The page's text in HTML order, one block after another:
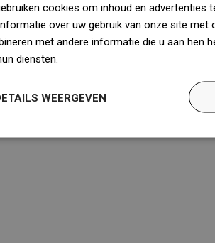
cookies om inhoud en advertenties
over uw gebruik van onze site met
met andere informatie die u aan hen
diensten.
WEERGEVEN